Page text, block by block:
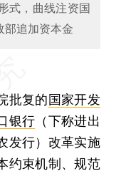
式，曲线注资国
部追加资本金
批复的国家开发
银行 （下称进出
发行）改革实施
约束机制、规范